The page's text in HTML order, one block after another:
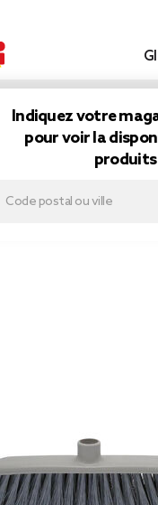
Indiquez votre
pour voir la
produits
balayette
balai droit